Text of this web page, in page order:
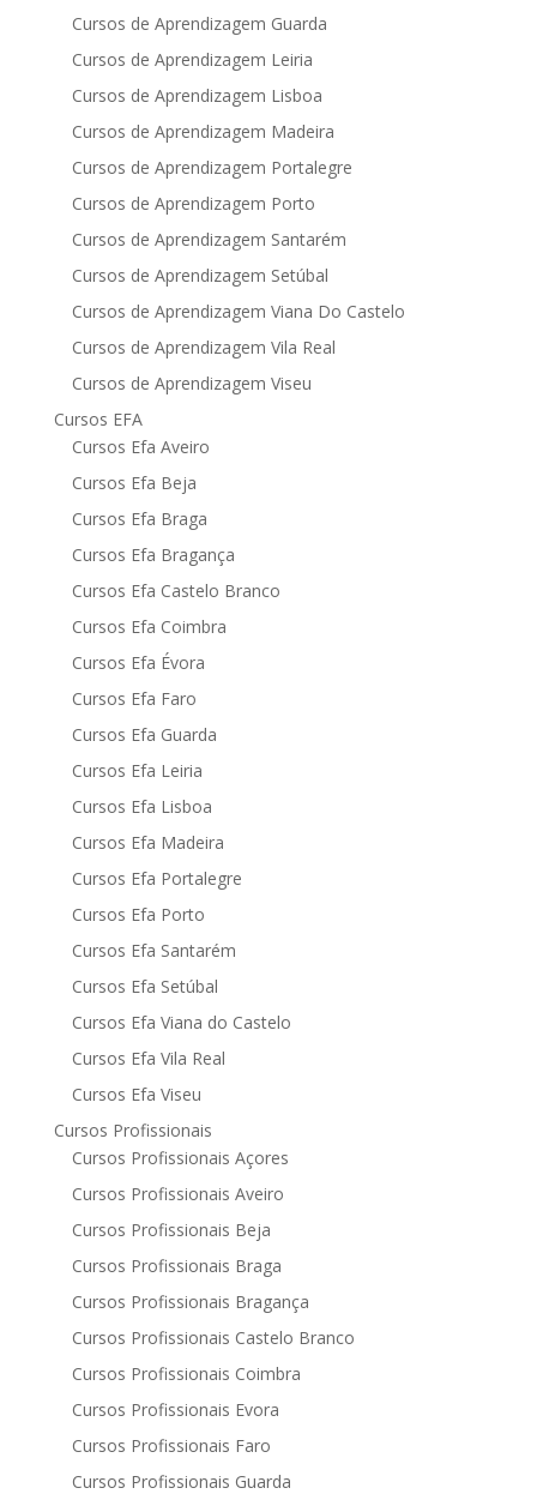
Cursos de Aprendizagem Guarda
Cursos de Aprendizagem Leiria
Cursos de Aprendizagem Lisboa
Cursos de Aprendizagem Madeira
Cursos de Aprendizagem Portalegre
Cursos de Aprendizagem Porto
Cursos de Aprendizagem Santarém
Cursos de Aprendizagem Setúbal
Cursos de Aprendizagem Viana Do Castelo
Cursos de Aprendizagem Vila Real
Cursos de Aprendizagem Viseu
Cursos EFA
Cursos Efa Aveiro
Cursos Efa Beja
Cursos Efa Braga
Cursos Efa Bragança
Cursos Efa Castelo Branco
Cursos Efa Coimbra
Cursos Efa Évora
Cursos Efa Faro
Cursos Efa Guarda
Cursos Efa Leiria
Cursos Efa Lisboa
Cursos Efa Madeira
Cursos Efa Portalegre
Cursos Efa Porto
Cursos Efa Santarém
Cursos Efa Setúbal
Cursos Efa Viana do Castelo
Cursos Efa Vila Real
Cursos Efa Viseu
Cursos Profissionais
Cursos Profissionais Açores
Cursos Profissionais Aveiro
Cursos Profissionais Beja
Cursos Profissionais Braga
Cursos Profissionais Bragança
Cursos Profissionais Castelo Branco
Cursos Profissionais Coimbra
Cursos Profissionais Evora
Cursos Profissionais Faro
Cursos Profissionais Guarda